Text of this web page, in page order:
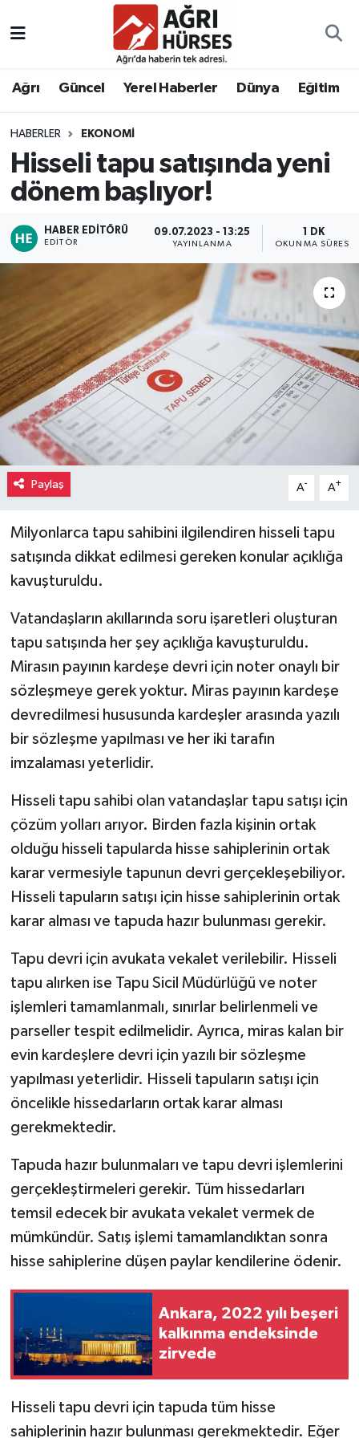
Ağrı Güncel Yerel Haberler Dünya Eğitim
HABERLER EKONOMI
Hisseli tapu satışında yeni
dönem başlıyor!
HABER EDITÖRÜ
EDITÖR
09.07.2023 - 13:25
YAYINLANMA
1 DK
OKUNMA SÜRESI
Paylaş A- A+
Milyonlarca tapu sahibini ilgilendiren hisseli tapu
satışında dikkat edilmesi gereken konular açıklığa
kavuşturuldu.
Vatandaşların akıllarında soru işaretleri oluşturan
tapu satışında her şey açıklığa kavuşturuldu.
Mirasın payının kardeşe devri için noter onaylı bir
sözleşmeye gerek yoktur. Miras payının kardeşe
devredilmesi hususunda kardeşler arasında yazılı
bir sözleşme yapılması ve her iki tarafın
imzalaması yeterlidir.
Hisseli tapu sahibi olan vatandaşlar tapu satışı için
çözüm yolları arıyor. Birden fazla kişinin ortak
olduğu hisseli tapularda hisse sahiplerinin ortak
karar vermesiyle tapunun devri gerçekleşebiliyor.
Hisseli tapuların satışı için hisse sahiplerinin ortak
karar alması ve tapuda hazır bulunması gerekir.
Tapu devri için avukata vekalet verilebilir. Hisseli
tapu alırken ise Tapu Sicil Müdürlüğü ve noter
işlemleri tamamlanmalı, sınırlar belirlenmeli ve
parseller tespit edilmelidir. Ayrıca, miras kalan bir
evin kardeşlere devri için yazılı bir sözleşme
yapılması yeterlidir. Hisseli tapuların satışı için
öncelikle hissedarların ortak karar alması
gerekmektedir.
Tapuda hazır bulunmaları ve tapu devri işlemlerini
gerçekleştirmeleri gerekir. Tüm hissedarları
temsil edecek bir avukata vekalet vermek de
mümkündür. Satış işlemi tamamlandıktan sonra
hisse sahiplerine düşen paylar kendilerine ödenir.
Ankara, 2022 yılı beşeri
kalkınma endeksinde
zirvede
Hisseli tapu devri için tapuda tüm hisse
sahiplerinin hazır bulunması gerekmektedir. Eğer
Hava Durumu
Tüm Manşetler
Son Dakika Haberleri
Haber Arşivi